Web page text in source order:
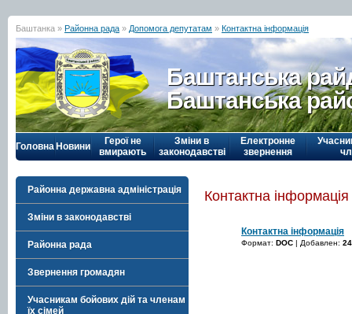
Баштанка » Районна рада » Допомога депутатам » Контактна інформація
Баштанська
Баштанська
Головна Новини
Герої не
вмирають
Зміни в
законодавстві
Електронне
звернення
Районна державна адміністрація
Зміни в законодавстві
Районна рада
Звернення громадян
Учасникам бойових дій та членам
їх сімей
Контактна інформація
Контактна інформація
Формат: DOC | Добавлен: